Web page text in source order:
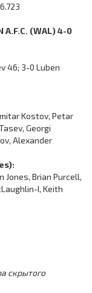
A.F.C. (WAL) 4-0
46; 3-0 Luben
Kostov, Petar
Georgi
Alexander
Jones, Brian Purcell,
I, Keith
скрытого